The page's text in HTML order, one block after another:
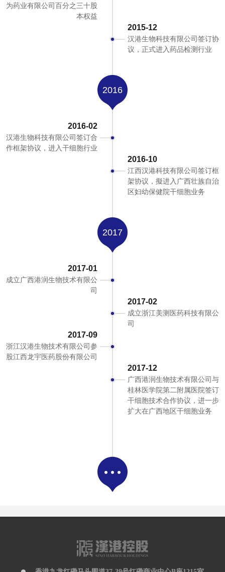
为药业有限公司百分之三十股
本权益
2015-12
汉港生物科技有限公司签订协
议，正式进入药品检测行业
2016
2016-02
汉港生物科技有限公司签订合
作框架协议，进入干细胞行业
2016-10
江西汉港科技有限公司签订框
架协议，擬进入广西壮族自治
区妇幼保健院干细胞业务
2017
2017-01
成立广西港润生物技术有限公
司
2017-02
成立浙江美测医药科技有限公
司
2017-09
浙江汉港生物技术有限公司参
股江西龙宇医药股份有限公司
2017-12
广西港润生物技术有限公司与
桂林医学院第二附属医院签订
干细胞技术合作协议，进一步
扩大在广西地区干细胞业务